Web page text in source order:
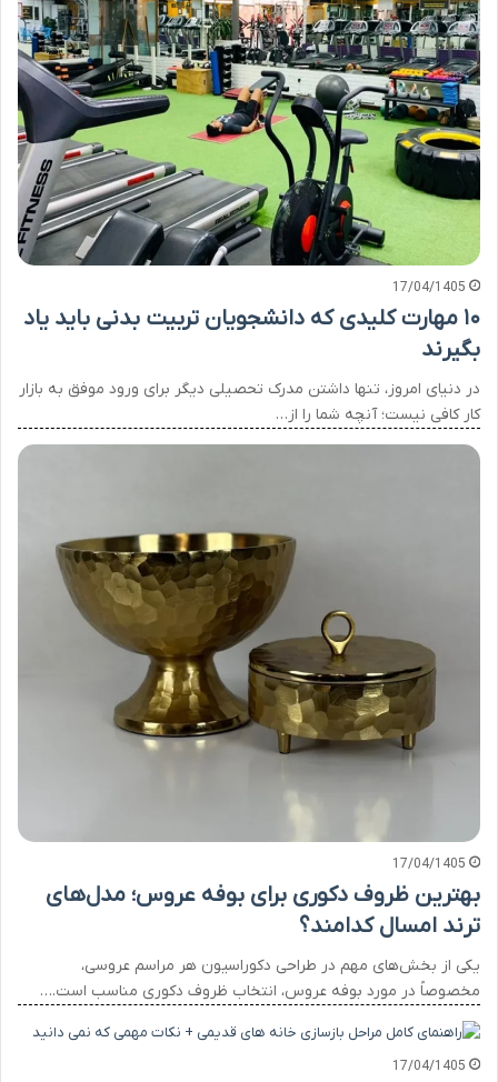
17/04/1405
۱۰ مهارت کلیدی که دانشجویان تربیت بدنی باید یاد
بگیرند
در دنیای امروز، تنها داشتن مدرک تحصیلی دیگر برای ورود موفق به بازار
کار کافی نیست؛ آنچه شما را از…
17/04/1405
بهترین ظروف دکوری برای بوفه عروس؛ مدل‌های
ترند امسال کدامند؟
یکی از بخش‌های مهم در طراحی دکوراسیون هر مراسم عروسی،
مخصوصاً در مورد بوفه عروس، انتخاب ظروف دکوری مناسب است.…
17/04/1405